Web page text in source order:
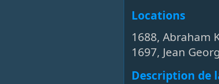
Locations
1688, Abraham
1697, Jean
Description de